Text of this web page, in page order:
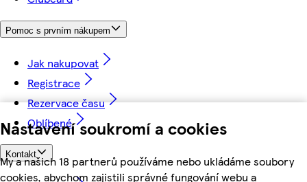
Nastavení soukromí a cookies
My a našich 18 partnerů používáme nebo ukládáme soubory
cookies, abychom zajistili správné fungování webu a
Pomoc s prvním nákupem
Jak nakupovat
Registrace
Rezervace času
Oblíbené
Kontakt